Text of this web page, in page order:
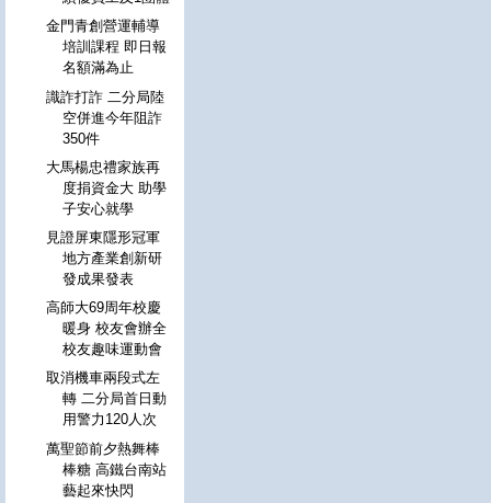
金門青創營運輔導
培訓課程 即日報
名額滿為止
識詐打詐 二分局陸
空併進今年阻詐
350件
大馬楊忠禮家族再
度捐資金大 助學
子安心就學
見證屏東隱形冠軍
地方產業創新研
發成果發表
高師大69周年校慶
暖身 校友會辦全
校友趣味運動會
取消機車兩段式左
轉 二分局首日動
用警力120人次
萬聖節前夕熱舞棒
棒糖 高鐵台南站
藝起來快閃